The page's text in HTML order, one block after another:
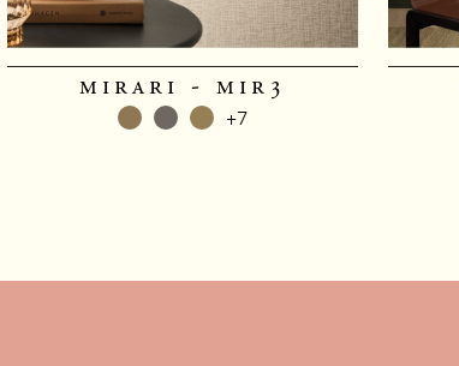
mirari - mir3
+7